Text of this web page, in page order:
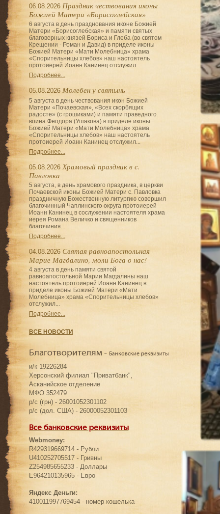
06.08.2026 Праздник чествования иконы
Божией Матери «Борисоглебская»
6 августа в день празднования иконе Божией
Матери «Борисоглебская» и памяти святых
благоверных князей Бориса и Глеба (во святом
Крещении - Роман и Давид) в приделе иконы
Божией Матери «Мати Молебница» храма
«Спорительницы хлебов» наш настоятель
протоиерей Иоанн Канинец отслужил...
Подробнее...
05.08.2026 Молебен у святынь
5 августа в день чествования икон Божией
Матери «Почаевская», «Всех скорбящих
радосте» (с грошиками) и памяти праведного
воина Феодора (Ушакова) в приделе иконы
Божией Матери «Мати Молебница» храма
«Спорительницы хлебов» наш настоятель
протоиерей Иоанн Канинец отслужил...
Подробнее...
05.08.2026 Храмовый праздник в с.
Павловка
5 августа, в день храмового праздника, в церкви
Почаевской иконы Божией Матери с. Павловка
праздничную Божественную литургию совершил
благочинный Чаплинского округа протоиерей
Иоанн Канинец в сослужении настоятеля храма
иерея Романа Величко и священников
благочиния...
Подробнее...
04.08.2026 Святая равноапостольная
Марие Магдалино, моли Бога о нас!
4 августа в день памяти святой
равноапостольной Марии Магдалины наш
настоятель протоиерей Иоанн Канинец в
приделе иконы Божией Матери «Мати
Молебница» храма «Спорительницы хлебов»
отслужил...
Подробнее...
ВСЕ НОВОСТИ
Благотворителям - Банковские реквизиты
и/к 19226284
Херсонский филиал "Приватбанк",
Асканийское отделение
МФО 352479
р/с (грн) - 26001052301102
р/с (дол. США) - 26000052301103
Все банковские реквизиты
Webmoney:
R429319669714 - Рубли
U410252705517 - Гривны
Z254985655233 - Доллары
E964210135965 - Евро
Яндекс Деньги:
410011997769454 - номер кошелька